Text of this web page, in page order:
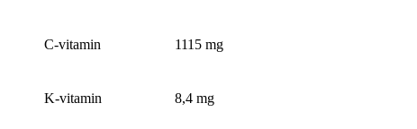
C-vitamin 1115 mg
K-vitamin 8,4 mg